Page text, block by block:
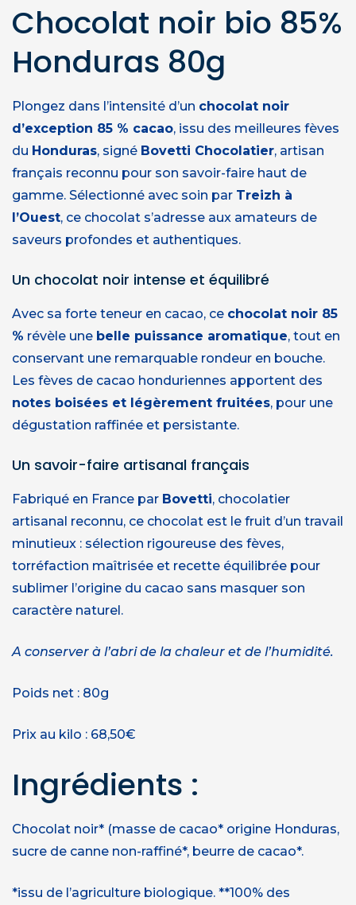
Chocolat noir bio 85%
Honduras 80g
Plongez dans l’intensité d’un chocolat noir
d’exception 85 % cacao, issu des meilleures fèves
du Honduras, signé Bovetti Chocolatier, artisan
français reconnu pour son savoir-faire haut de
gamme. Sélectionné avec soin par Treizh à
l’Ouest, ce chocolat s’adresse aux amateurs de
saveurs profondes et authentiques.
Un chocolat noir intense et équilibré
Avec sa forte teneur en cacao, ce chocolat noir 85
% révèle une belle puissance aromatique, tout en
conservant une remarquable rondeur en bouche.
Les fèves de cacao honduriennes apportent des
notes boisées et légèrement fruitées, pour une
dégustation raffinée et persistante.
Un savoir-faire artisanal français
Fabriqué en France par Bovetti, chocolatier
artisanal reconnu, ce chocolat est le fruit d’un travail
minutieux : sélection rigoureuse des fèves,
torréfaction maîtrisée et recette équilibrée pour
sublimer l’origine du cacao sans masquer son
caractère naturel.
A conserver à l’abri de la chaleur et de l’humidité.
Poids net : 80g
Prix au kilo : 68,50€
Ingrédients :
Chocolat noir* (masse de cacao* origine Honduras,
sucre de canne non-raffiné*, beurre de cacao*.
*issu de l’agriculture biologique. **100% des